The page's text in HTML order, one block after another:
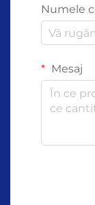
Numele
Mesaj